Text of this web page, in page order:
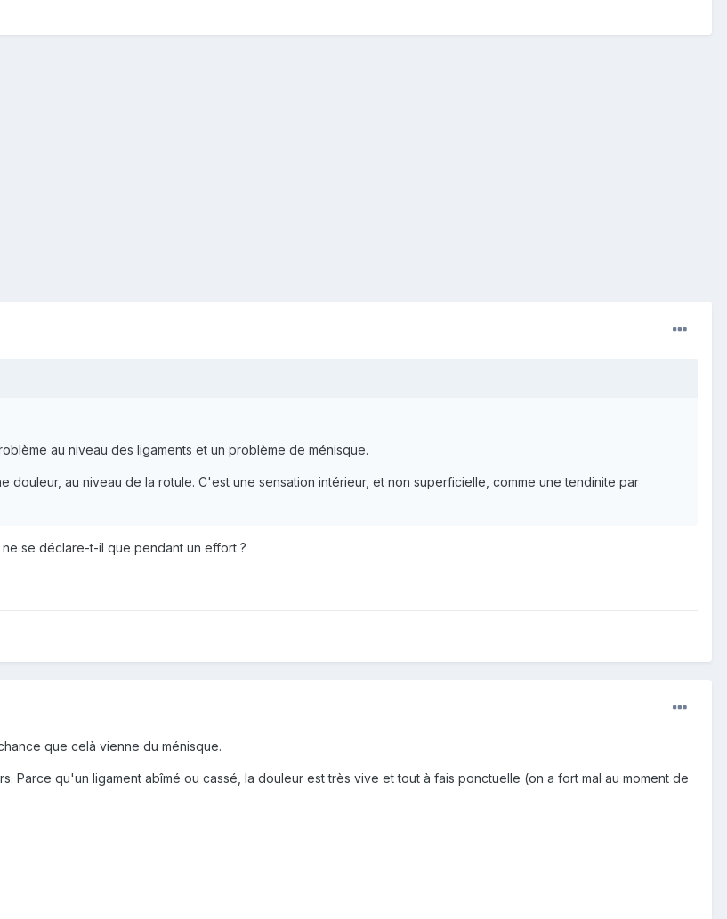
au niveau des ligaments et un problème de ménisque.
douleur, au niveau de la rotule. C'est une sensation intérieur, et non superficielle, comme une tendinite par
se déclare-t-il que pendant un effort ?
que celà vienne du ménisque.
Parce qu'un ligament abîmé ou cassé, la douleur est très vive et tout à fais ponctuelle (on a fort mal au moment de